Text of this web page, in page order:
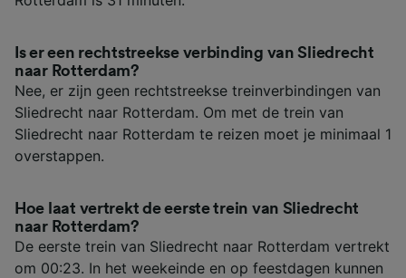
Is er een rechtstreekse verbinding van Sliedrecht
naar Rotterdam?
Nee, er zijn geen rechtstreekse treinverbindingen van
Sliedrecht naar Rotterdam. Om met de trein van
Sliedrecht naar Rotterdam te reizen moet je minimaal 1
overstappen.
Hoe laat vertrekt de eerste trein van Sliedrecht
naar Rotterdam?
De eerste trein van Sliedrecht naar Rotterdam vertrekt
om 00:23. In het weekeinde en op feestdagen kunnen